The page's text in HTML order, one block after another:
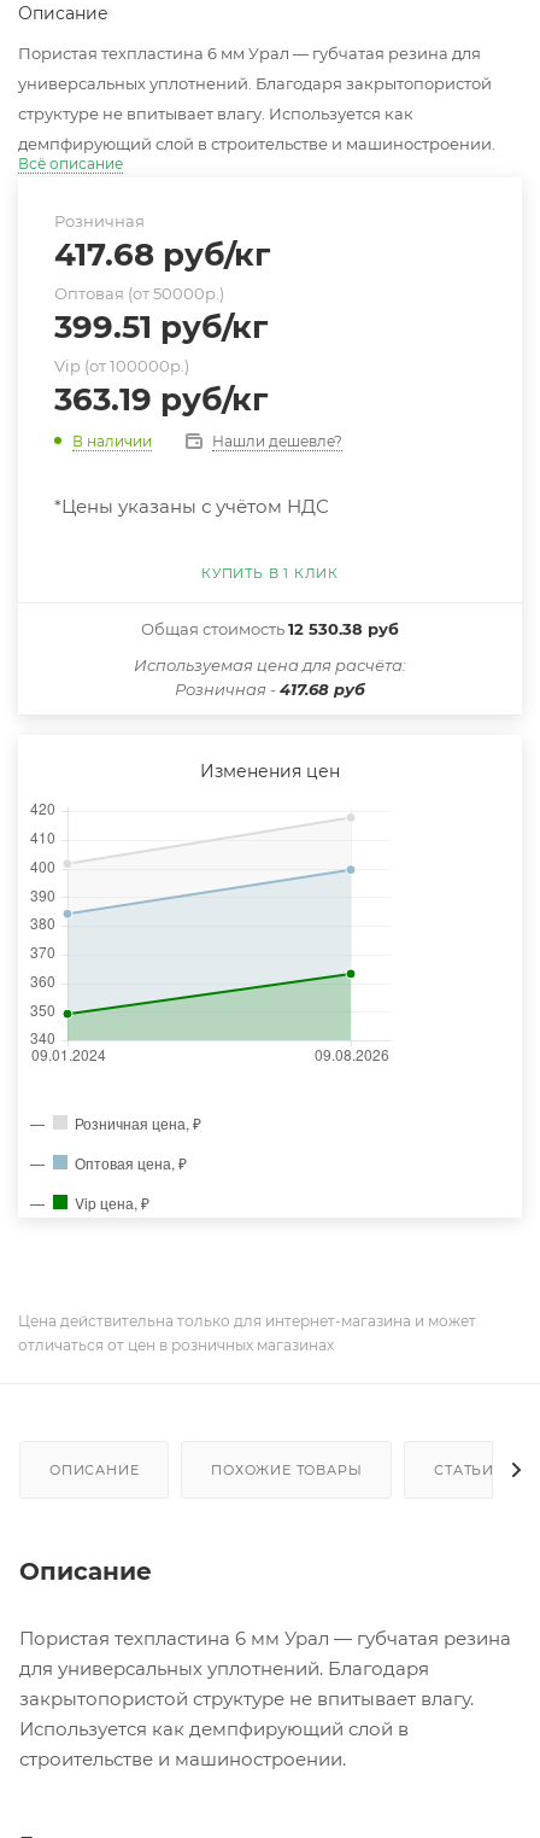
Описание
Пористая техпластина 6 мм Урал — губчатая резина для
универсальных уплотнений. Благодаря закрытопористой
структуре не впитывает влагу. Используется как
демпфирующий слой в строительстве и машиностроении.
Всё описание
Розничная
417.68 руб/кг
Оптовая (от 50000р.)
399.51 руб/кг
Vip (от 100000р.)
363.19 руб/кг
В наличии Нашли дешевле?
*Цены указаны с учётом НДС
КУПИТЬ В 1 КЛИК
Общая стоимость12 530.38 руб
Иcпользуемая цена для расчёта:
Розничная -417.68 руб
Изменения цен
Розничная цена, ₽
Оптовая цена, ₽
Vip цена, ₽
Цена действительна только для интернет-магазина и может
отличаться от цен в розничных магазинах
ОПИСАНИЕ ПОХОЖИЕ ТОВАРЫ СТАТЬИ
Описание
Пористая техпластина 6 мм Урал — губчатая резина
для универсальных уплотнений. Благодаря
закрытопористой структуре не впитывает влагу.
Используется как демпфирующий слой в
строительстве и машиностроении.